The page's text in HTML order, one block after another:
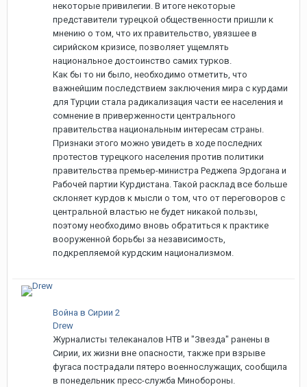
некоторые привилегии. В итоге некоторые
представители турецкой общественности пришли к
мнению о том, что их правительство, увязшее в
сирийском кризисе, позволяет ущемлять
национальное достоинство самих турков.
Как бы то ни было, необходимо отметить, что
важнейшим последствием заключения мира с курдами
для Турции стала радикализация части ее населения и
сомнение в приверженности центрального
правительства национальным интересам страны.
Признаки этого можно увидеть в ходе последних
протестов турецкого населения против политики
правительства премьер-министра Реджепа Эрдогана и
Рабочей партии Курдистана. Такой расклад все больше
склоняет курдов к мысли о том, что от переговоров с
центральной властью не будет никакой пользы,
поэтому необходимо вновь обратиться к практике
вооруженной борьбы за независимость,
подкрепляемой курдским национализмом.
Война в Сирии 2
Drew
Журналисты телеканалов НТВ и "Звезда" ранены в
Сирии, их жизни вне опасности, также при взрыве
фугаса пострадали пятеро военнослужащих, сообщила
в понедельник пресс-служба Минобороны.